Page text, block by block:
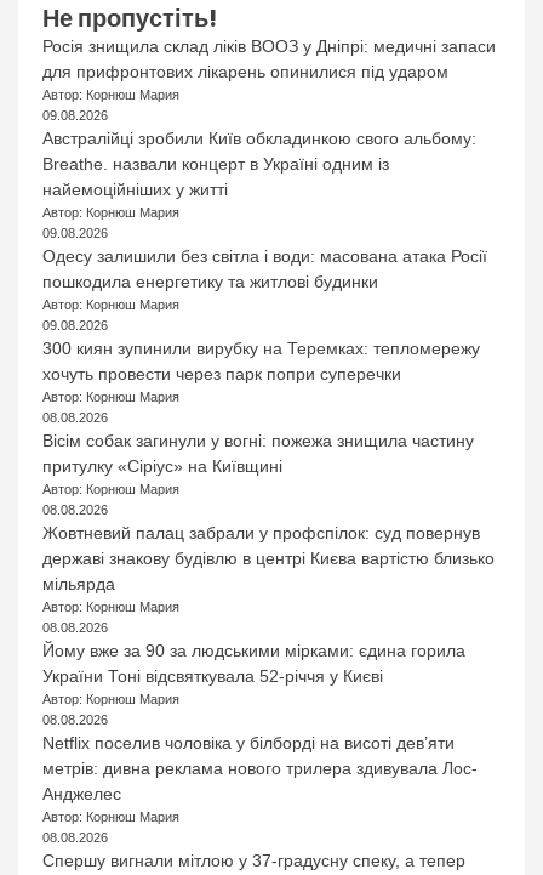
Не пропустіть!
Росія знищила склад ліків ВООЗ у Дніпрі: медичні запаси
для прифронтових лікарень опинилися під ударом
Автор: Корнюш Мария
09.08.2026
Австралійці зробили Київ обкладинкою свого альбому:
Breathe. назвали концерт в Україні одним із
найемоційніших у житті
Автор: Корнюш Мария
09.08.2026
Одесу залишили без світла і води: масована атака Росії
пошкодила енергетику та житлові будинки
Автор: Корнюш Мария
09.08.2026
300 киян зупинили вирубку на Теремках: тепломережу
хочуть провести через парк попри суперечки
Автор: Корнюш Мария
08.08.2026
Вісім собак загинули у вогні: пожежа знищила частину
притулку «Сіріус» на Київщині
Автор: Корнюш Мария
08.08.2026
Жовтневий палац забрали у профспілок: суд повернув
державі знакову будівлю в центрі Києва вартістю близько
мільярда
Автор: Корнюш Мария
08.08.2026
Йому вже за 90 за людськими мірками: єдина горила
України Тоні відсвяткувала 52-річчя у Києві
Автор: Корнюш Мария
08.08.2026
Netflix поселив чоловіка у білборді на висоті дев’яти
метрів: дивна реклама нового трилера здивувала Лос-
Анджелес
Автор: Корнюш Мария
08.08.2026
Спершу вигнали мітлою у 37-градусну спеку, а тепер